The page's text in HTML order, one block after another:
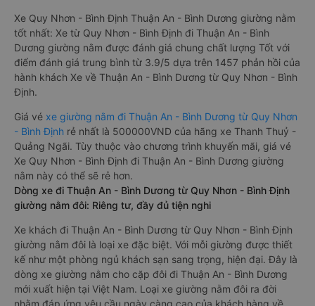
Xe Quy Nhơn - Bình Định Thuận An - Bình Dương giường nằm
tốt nhất: Xe từ Quy Nhơn - Bình Định đi Thuận An - Bình
Dương giường nằm được đánh giá chung chất lượng Tốt với
điểm đánh giá trung bình từ 3.9/5 dựa trên 1457 phản hồi của
hành khách Xe về Thuận An - Bình Dương từ Quy Nhơn - Bình
Định.
Giá vé xe giường nằm đi Thuận An - Bình Dương từ Quy Nhơn
- Bình Định rẻ nhất là 500000VND của hãng xe Thanh Thuỷ -
Quảng Ngãi. Tùy thuộc vào chương trình khuyến mãi, giá vé
Xe Quy Nhơn - Bình Định đi Thuận An - Bình Dương giường
nằm này có thể sẽ rẻ hơn.
Dòng xe đi Thuận An - Bình Dương từ Quy Nhơn - Bình Định
giường nằm đôi: Riêng tư, đầy đủ tiện nghi
Xe khách đi Thuận An - Bình Dương từ Quy Nhơn - Bình Định
giường nằm đôi là loại xe đặc biệt. Với mỗi giường được thiết
kế như một phòng ngủ khách sạn sang trọng, hiện đại. Đây là
dòng xe giường nằm cho cặp đôi đi Thuận An - Bình Dương
mới xuất hiện tại Việt Nam. Loại xe giường nằm đôi ra đời
nhằm đáp ứng yêu cầu ngày càng cao của khách hàng về